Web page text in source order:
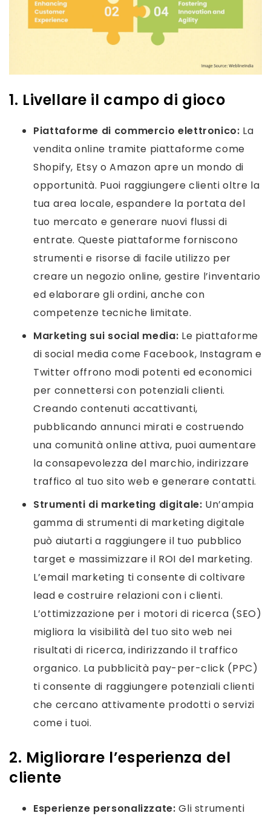
1. Livellare il campo di gioco
Piattaforme di commercio elettronico: La
vendita online tramite piattaforme come
Shopify, Etsy o Amazon apre un mondo di
opportunità. Puoi raggiungere clienti oltre la
tua area locale, espandere la portata del
tuo mercato e generare nuovi flussi di
entrate. Queste piattaforme forniscono
strumenti e risorse di facile utilizzo per
creare un negozio online, gestire l’inventario
ed elaborare gli ordini, anche con
competenze tecniche limitate.
Marketing sui social media: Le piattaforme
di social media come Facebook, Instagram e
Twitter offrono modi potenti ed economici
per connettersi con potenziali clienti.
Creando contenuti accattivanti,
pubblicando annunci mirati e costruendo
una comunità online attiva, puoi aumentare
la consapevolezza del marchio, indirizzare
traffico al tuo sito web e generare contatti.
Strumenti di marketing digitale: Un’ampia
gamma di strumenti di marketing digitale
può aiutarti a raggiungere il tuo pubblico
target e massimizzare il ROI del marketing.
L’email marketing ti consente di coltivare
lead e costruire relazioni con i clienti.
L’ottimizzazione per i motori di ricerca (SEO)
migliora la visibilità del tuo sito web nei
risultati di ricerca, indirizzando il traffico
organico. La pubblicità pay-per-click (PPC)
ti consente di raggiungere potenziali clienti
che cercano attivamente prodotti o servizi
come i tuoi.
2. Migliorare l’esperienza del
cliente
Esperienze personalizzate:Gli strumenti